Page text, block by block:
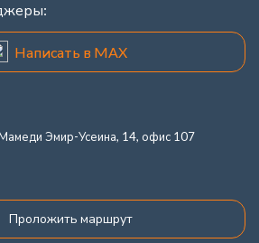
Написать в MAX
Эмир-Усеина, 14, офис 107
Проложить маршрут